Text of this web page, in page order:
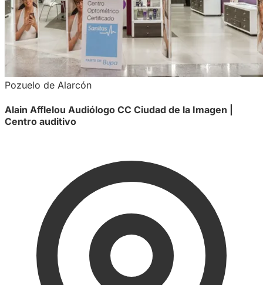
Pozuelo de Alarcón
Alain Afflelou Audiólogo CC Ciudad de la Imagen |
Centro auditivo